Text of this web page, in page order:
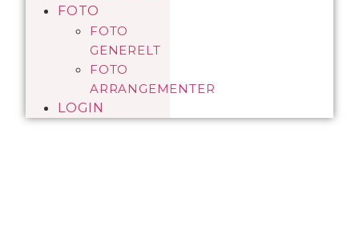
FOTO
FOTO
GENERELT
FOTO
ARRANGEMENTER
LOGIN